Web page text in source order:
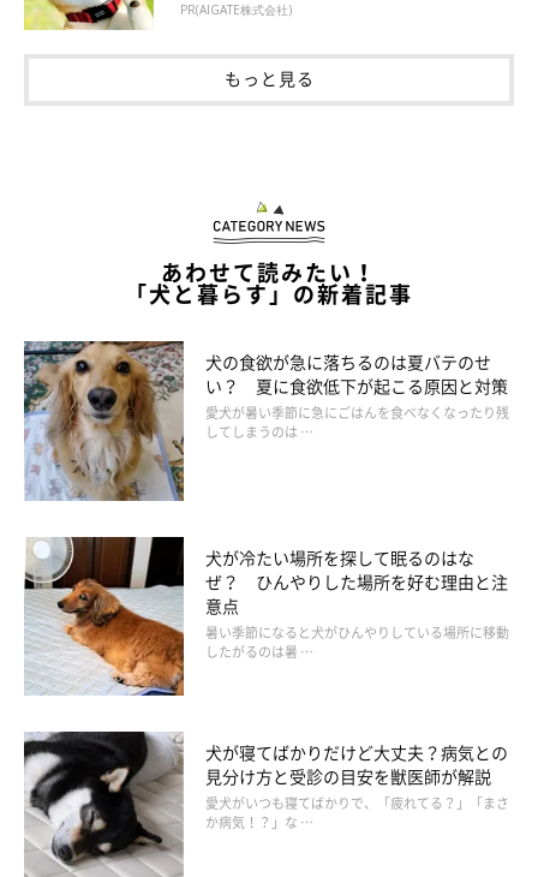
PR(AIGATE株式会社)
もっと見る
あわせて読みたい！
「犬と暮らす」の新着記事
犬の食欲が急に落ちるのは夏バテのせ
い？ 夏に食欲低下が起こる原因と対策
愛犬が暑い季節に急にごはんを食べなくなったり残
してしまうのは …
犬が冷たい場所を探して眠るのはな
ぜ？ ひんやりした場所を好む理由と注
意点
暑い季節になると犬がひんやりしている場所に移動
したがるのは暑 …
犬が寝てばかりだけど大丈夫？病気との
見分け方と受診の目安を獣医師が解説
愛犬がいつも寝てばかりで、「疲れてる？」「まさ
か病気！？」な …